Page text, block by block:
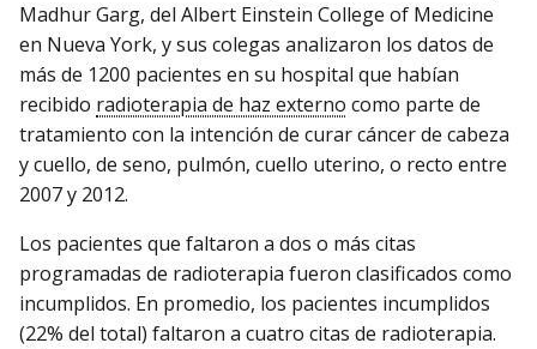
Madhur Garg, del Albert Einstein College of Medicine
en Nueva York, y sus colegas analizaron los datos de
más de 1200 pacientes en su hospital que habían
recibido radioterapia de haz externo como parte de
tratamiento con la intención de curar cáncer de cabeza
y cuello, de seno, pulmón, cuello uterino, o recto entre
2007 y 2012.
Los pacientes que faltaron a dos o más citas
programadas de radioterapia fueron clasificados como
incumplidos. En promedio, los pacientes incumplidos
(22% del total) faltaron a cuatro citas de radioterapia.